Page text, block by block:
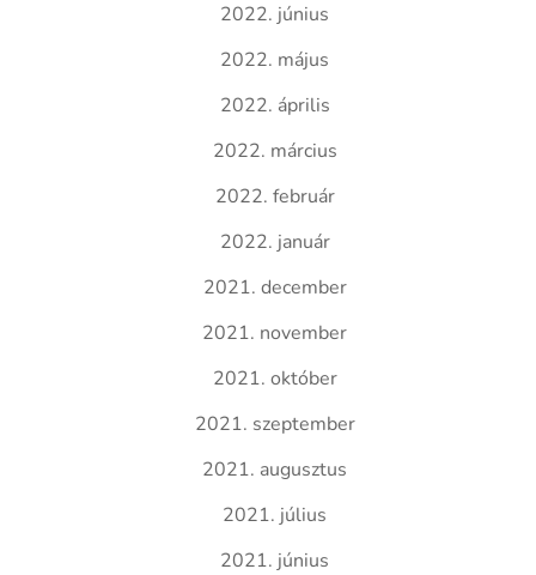
2022. június
2022. május
2022. április
2022. március
2022. február
2022. január
2021. december
2021. november
2021. október
2021. szeptember
2021. augusztus
2021. július
2021. június